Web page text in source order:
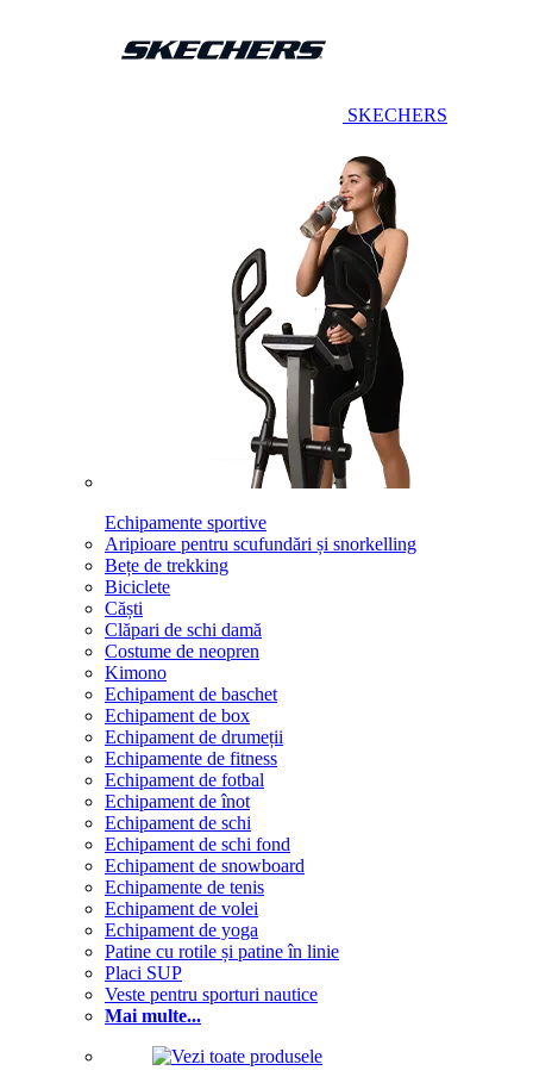
SKECHERS
Echipamente sportive
Aripioare pentru scufundări și snorkelling
Bețe de trekking
Biciclete
Căști
Clăpari de schi damă
Costume de neopren
Kimono
Echipament de baschet
Echipament de box
Echipament de drumeții
Echipamente de fitness
Echipament de fotbal
Echipament de înot
Echipament de schi
Echipament de schi fond
Echipament de snowboard
Echipamente de tenis
Echipament de volei
Echipament de yoga
Patine cu rotile și patine în linie
Placi SUP
Veste pentru sporturi nautice
Mai multe...